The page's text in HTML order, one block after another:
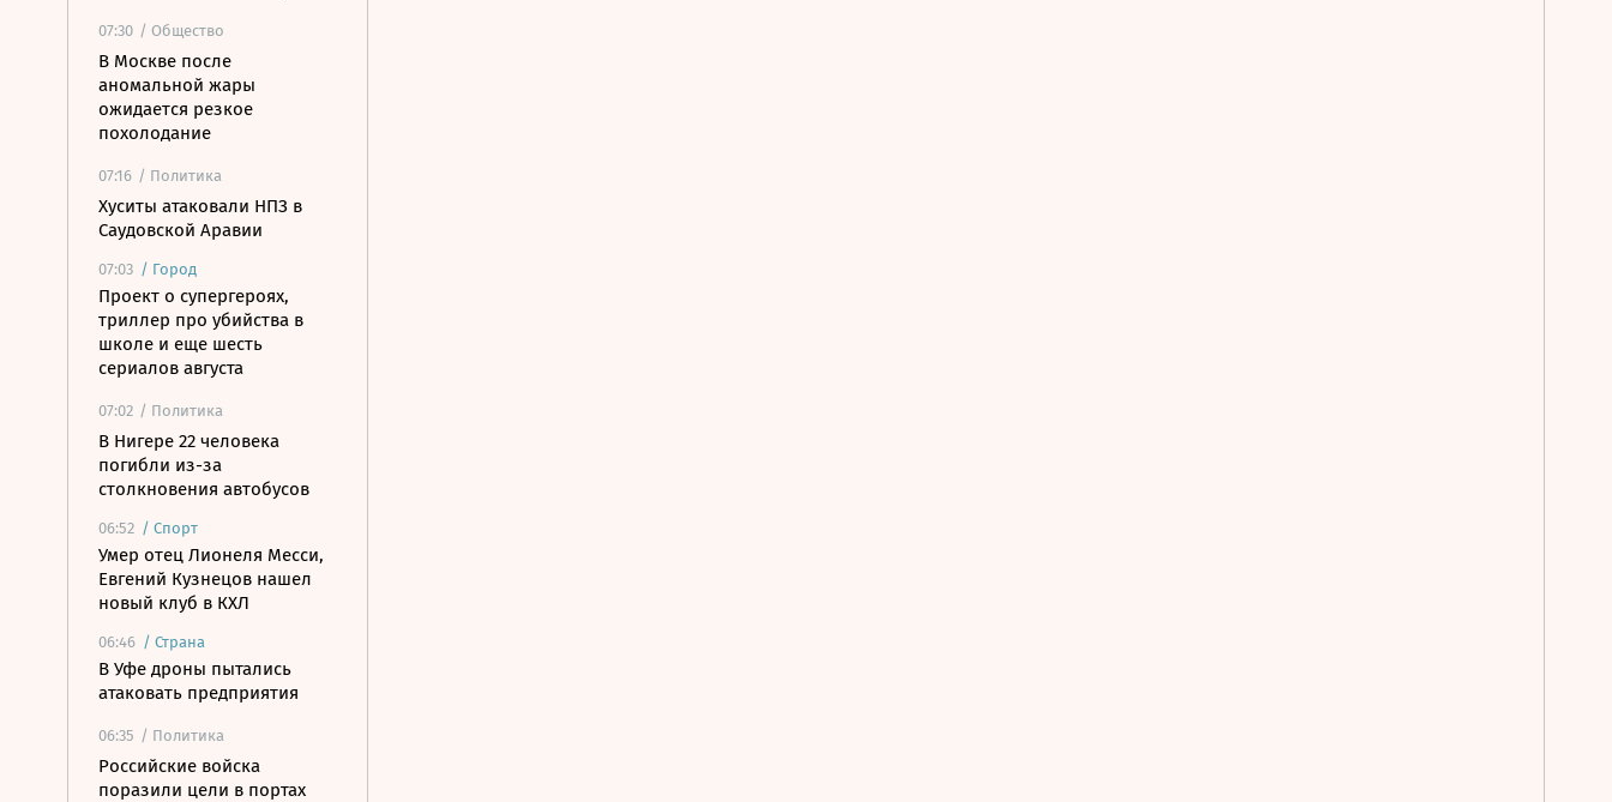
07:30 / Общество
В Москве после
аномальной жары
ожидается резкое
похолодание
07:16 / Политика
Хуситы атаковали НПЗ в
Саудовской Аравии
07:03 / Город
Проект о супергероях,
триллер про убийства в
школе и еще шесть
сериалов августа
07:02 / Политика
В Нигере 22 человека
погибли из-за
столкновения автобусов
06:52 / Спорт
Умер отец Лионеля Месси,
Евгений Кузнецов нашел
новый клуб в КХЛ
06:46 / Страна
В Уфе дроны пытались
атаковать предприятия
06:35 / Политика
Российские войска
поразили цели в портах